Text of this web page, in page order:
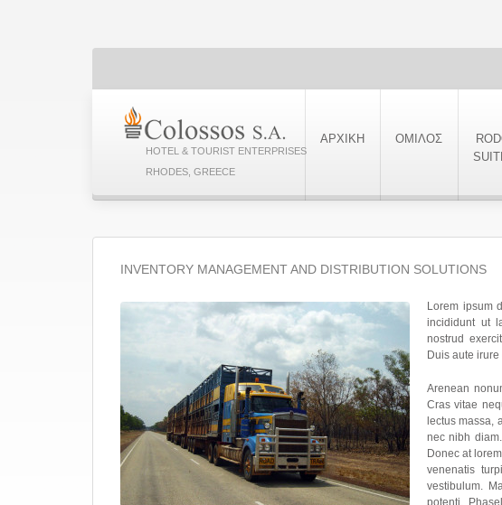
HOTEL & TOURIST ENTERPRISES
RHODES, GREECE
ΑΡΧΙΚΗ ΟΜΙΛΟΣ
INVENTORY MANAGEMENT AND DISTRIBUTION SOLUTIONS
Lorem ipsum
incididunt ut
nostrud
Duis aute
Arenean
Cras vitae
lectus massa,
nec nibh
Donec at
venenatis
vestibulum.
potenti.